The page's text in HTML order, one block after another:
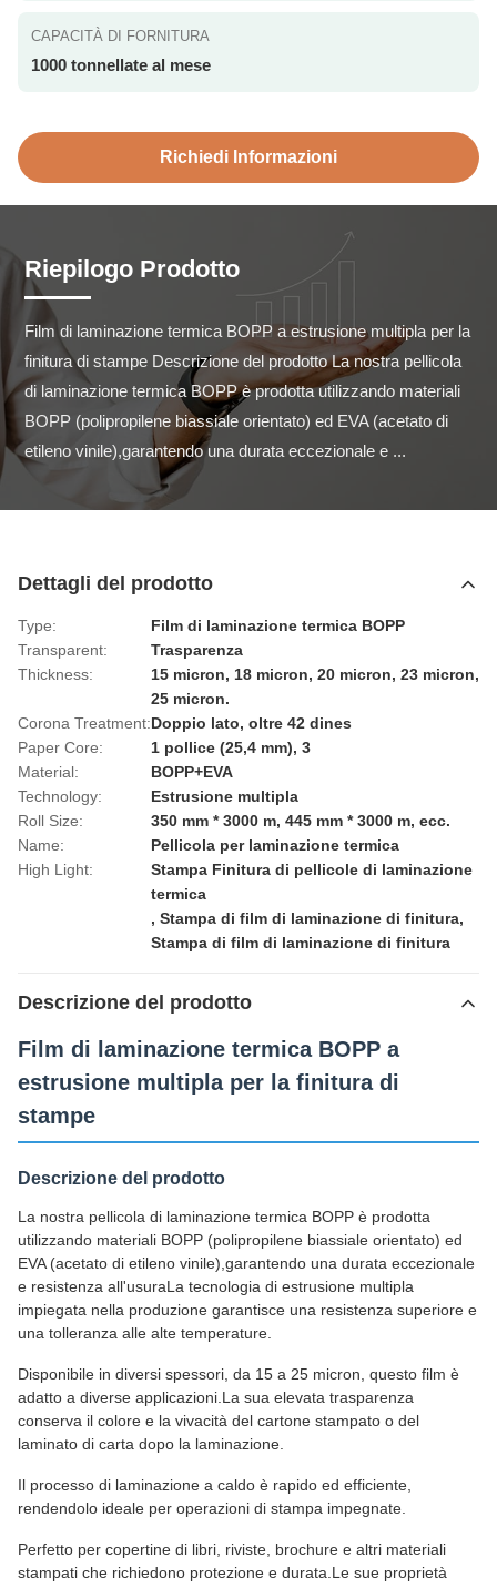
CAPACITÀ DI FORNITURA
1000 tonnellate al mese
Richiedi Informazioni
Riepilogo Prodotto
Film di laminazione termica BOPP a estrusione multipla per la
finitura di stampe Descrizione del prodotto La nostra pellicola
di laminazione termica BOPP è prodotta utilizzando materiali
BOPP (polipropilene biassiale orientato) ed EVA (acetato di
etileno vinile),garantendo una durata eccezionale e ...
Dettagli del prodotto
Type:
Film di laminazione termica BOPP
Transparent:
Trasparenza
Thickness:
15 micron, 18 micron, 20 micron, 23 micron,
25 micron.
Corona Treatment:Doppio lato, oltre 42 dines
Paper Core:
1 pollice (25,4 mm), 3
Material:
BOPP+EVA
Technology:
Estrusione multipla
Roll Size:
350 mm * 3000 m, 445 mm * 3000 m, ecc.
Name:
Pellicola per laminazione termica
High Light:
Stampa Finitura di pellicole di laminazione
termica
, Stampa di film di laminazione di finitura,
Stampa di film di laminazione di finitura
Descrizione del prodotto
Film di laminazione termica BOPP a
estrusione multipla per la finitura di
stampe
Descrizione del prodotto
La nostra pellicola di laminazione termica BOPP è prodotta
utilizzando materiali BOPP (polipropilene biassiale orientato) ed
EVA (acetato di etileno vinile),garantendo una durata eccezionale
e resistenza all'usuraLa tecnologia di estrusione multipla
impiegata nella produzione garantisce una resistenza superiore e
una tolleranza alle alte temperature.
Disponibile in diversi spessori, da 15 a 25 micron, questo film è
adatto a diverse applicazioni.La sua elevata trasparenza
conserva il colore e la vivacità del cartone stampato o del
laminato di carta dopo la laminazione.
Il processo di laminazione a caldo è rapido ed efficiente,
rendendolo ideale per operazioni di stampa impegnate.
Perfetto per copertine di libri, riviste, brochure e altri materiali
stampati che richiedono protezione e durata.Le sue proprietà